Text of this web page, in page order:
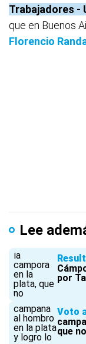
Trabajadores -
que en Buenos
Florencio
Lee
por
Voto
que